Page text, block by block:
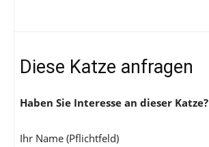
Diese Katze anfragen
Haben Sie Interesse an dieser Katze?
Ihr Name (Pflichtfeld)